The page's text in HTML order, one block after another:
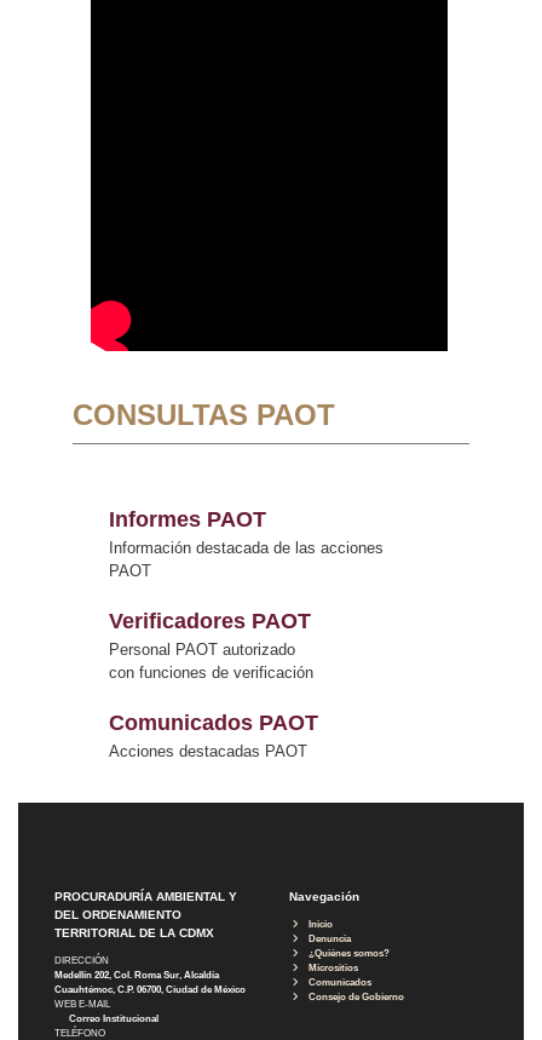
CONSULTAS PAOT
Informes PAOT
Información destacada de las acciones
PAOT
Verificadores PAOT
Personal PAOT autorizado
con funciones de verificación
Comunicados PAOT
Acciones destacadas PAOT
PROCURADURÍA AMBIENTAL Y
DEL ORDENAMIENTO
TERRITORIAL DE LA CDMX
DIRECCIÓN
Medellín 202, Col. Roma Sur, Alcaldía
Cuauhtémoc, C.P. 06700, Ciudad de México
WEB E-MAIL
Correo Institucional
TELÉFONO
Navegación
Inicio
Denuncia
¿Quiénes somos?
Micrositios
Comunicados
Consejo de Gobierno